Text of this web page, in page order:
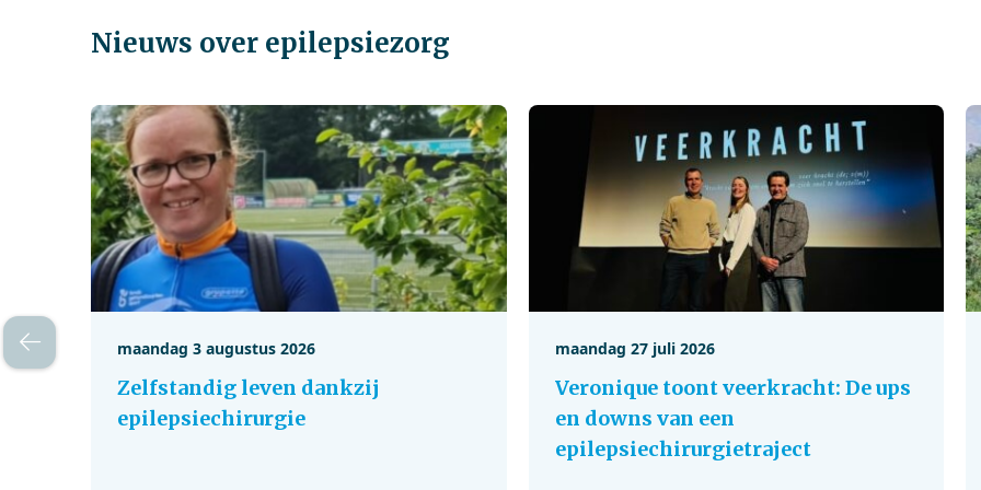
Nieuws over epilepsiezorg
maandag 3 augustus 2026
Zelfstandig leven dankzij
epilepsiechirurgie
maandag 27 juli 2026
Veronique toont veerkracht: De ups
en downs van een
epilepsiechirurgietraject